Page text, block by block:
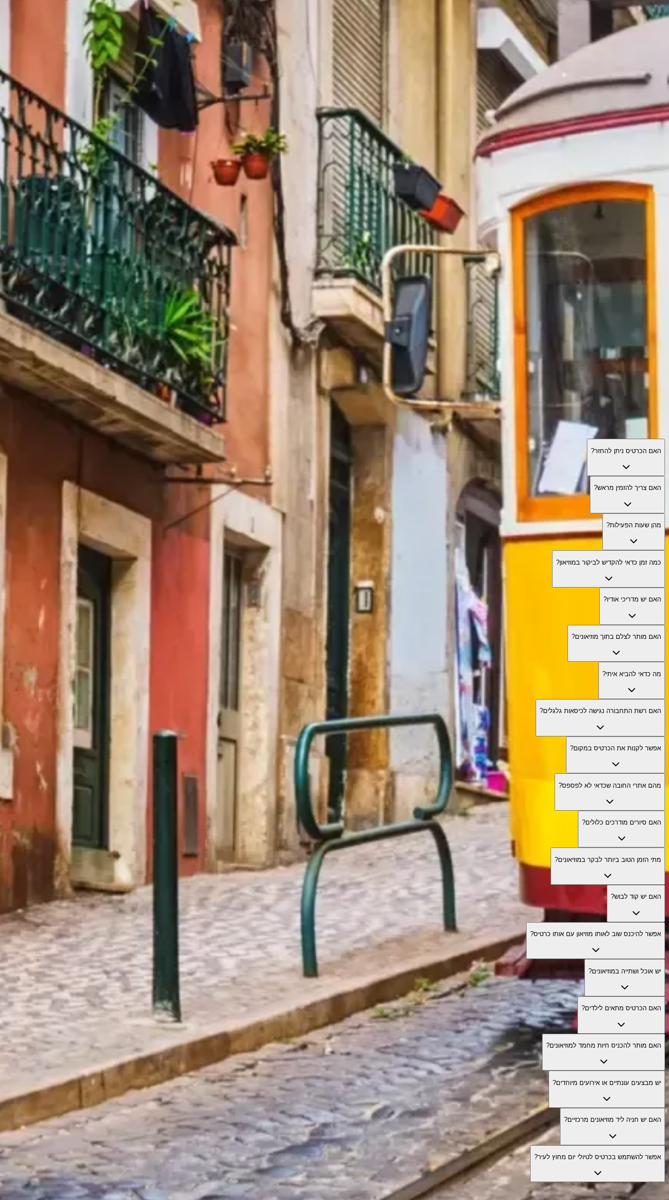
כל מה שחשוב לדעת על כיסוי הכרטיס, תוקף, טיפים מעשיים ומקרים מיוחדים בשימוש בכרטיס בליסבון.
האם הכרטיס ניתן להחזר?
האם צריך להזמין מראש?
מהן שעות הפעילות?
כמה זמן כדאי להקדיש לביקור במוזיאון?
האם יש מדריכי אודיו?
האם מותר לצלם בתוך מוזיאונים?
מה כדאי להביא איתי?
האם רשת התחבורה נגישה לכיסאות גלגלים?
אפשר לקנות את הכרטיס במקום?
מהם אתרי החובה שכדאי לא לפספס?
האם סיורים מודרכים כלולים?
מתי הזמן הטוב ביותר לבקר במוזיאונים?
האם יש קוד לבוש?
אפשר להיכנס שוב לאותו מוזיאון עם אותו כרטיס?
יש אוכל ושתייה במוזיאונים?
האם הכרטיס מתאים לילדים?
האם מותר להכניס חיות מחמד למוזיאונים?
יש מבצעים עונתיים או אירועים מיוחדים?
האם יש חניה ליד מוזיאונים מרכזיים?
אפשר להשתמש בכרטיס לטיולי יום מחוץ לעיר?